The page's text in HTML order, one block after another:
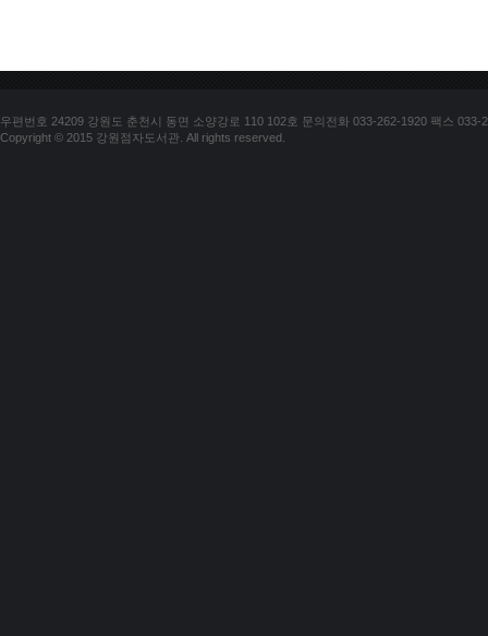
우편번호 24209 강원도 춘천시 동면 소양강로 110 102호 문의전화 033-262-1920 팩스 033-
Copyright © 2015 강원점자도서관. All rights reserved.